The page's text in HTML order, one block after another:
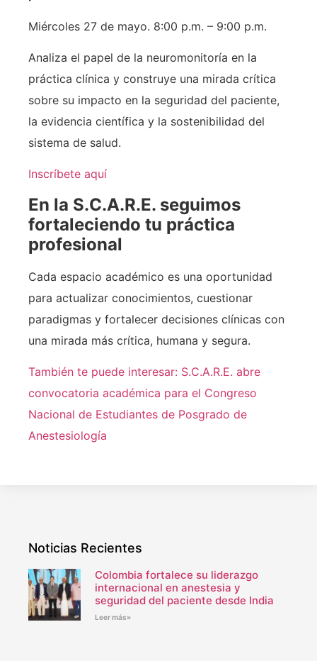
Miércoles 27 de mayo. 8:00 p.m. – 9:00 p.m.
Analiza el papel de la neuromonitoría en la
práctica clínica y construye una mirada crítica
sobre su impacto en la seguridad del paciente,
la evidencia científica y la sostenibilidad del
sistema de salud.
Inscríbete aquí
En la S.C.A.R.E. seguimos
fortaleciendo tu práctica
profesional
Cada espacio académico es una oportunidad
para actualizar conocimientos, cuestionar
paradigmas y fortalecer decisiones clínicas con
una mirada más crítica, humana y segura.
También te puede interesar: S.C.A.R.E. abre
convocatoria académica para el Congreso
Nacional de Estudiantes de Posgrado de
Anestesiología
Noticias Recientes
Colombia fortalece su liderazgo
internacional en anestesia y
seguridad del paciente desde India
Leer más»